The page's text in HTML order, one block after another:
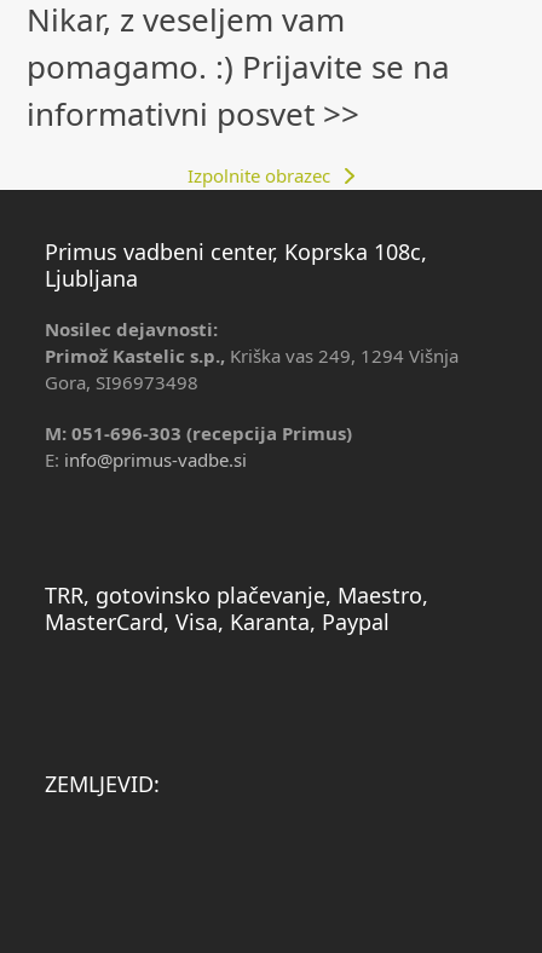
Nikar, z veseljem vam
pomagamo. :) Prijavite se na
informativni posvet >>
Izpolnite obrazec
Primus vadbeni center, Koprska 108c,
Ljubljana
Nosilec dejavnosti:
Primož Kastelic s.p., Kriška vas 249, 1294 Višnja
Gora, SI96973498
M: 051-696-303 (recepcija Primus)
E: info@primus-vadbe.si
TRR, gotovinsko plačevanje, Maestro,
MasterCard, Visa, Karanta, Paypal
ZEMLJEVID: